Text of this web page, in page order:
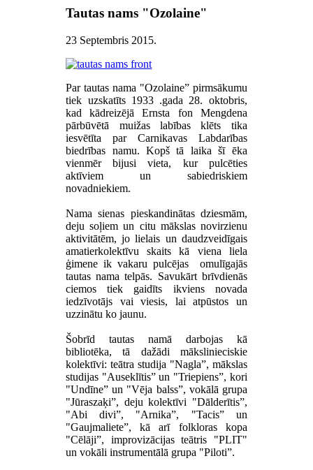
Tautas nams "Ozolaine"
23 Septembris 2015.
Par tautas nama "Ozolaine” pirmsākumu
tiek uzskatīts 1933 .gada 28. oktobris,
kad kādreizējā Ernsta fon Mengdena
pārbūvētā muižas labības klēts tika
iesvētīta par Carnikavas Labdarības
biedrības namu. Kopš tā laika šī ēka
vienmēr bijusi vieta, kur pulcēties
aktīviem un sabiedriskiem
novadniekiem.
Nama sienas pieskandinātas dziesmām,
deju soļiem un citu mākslas novirzienu
aktivitātēm, jo lielais un daudzveidīgais
amatierkolektīvu skaits kā viena liela
ģimene ik vakaru pulcējas omulīgajās
tautas nama telpās. Savukārt brīvdienās
ciemos tiek gaidīts ikviens novada
iedzīvotājs vai viesis, lai atpūstos un
uzzinātu ko jaunu.
Šobrīd tautas namā darbojas kā
bibliotēka, tā dažādi mākslinieciskie
kolektīvi: teātra studija "Nagla”, mākslas
studijas "Auseklītis” un "Triepiens”, kori
"Undīne” un "Vēja balss”, vokālā grupa
"Jūraszaķi”, deju kolektīvi "Dālderītis”,
"Abi divi”, "Arnika”, "Tacis” un
"Gaujmaliete”, kā arī folkloras kopa
"Cēlāji”, improvizācijas teātris "PLIT"
un vokāli instrumentālā grupa "Piloti”.